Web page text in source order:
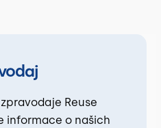
Reuse
informace o našich